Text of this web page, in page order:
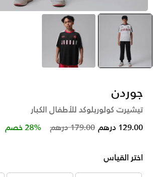
selected
أسود أسود
جوردن
تيشيرت كولوربلوكد للأطفال الكبار
Price reduced from
179.00 درهم to 129.00 درهم 28% خصم
اختر القياس